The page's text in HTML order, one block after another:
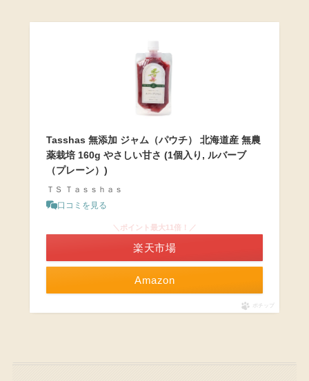
Tasshas 無添加 ジャム（パウチ） 北海道産 無農
薬栽培 160g やさしい甘さ (1個入り, ルバーブ
（プレーン）)
ＴＳ Ｔａｓｓｈａｓ
口コミを見る
Amazon
＼ポイント最大11倍！／
楽天市場
ポチップ